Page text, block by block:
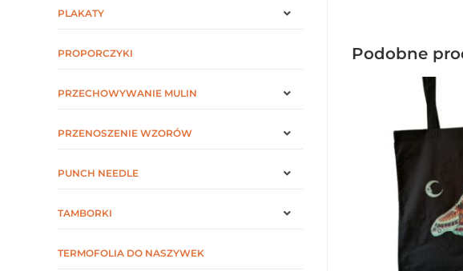
Podobne
PLAKATY
PROPORCZYKI
PRZECHOWYWANIE MULIN
PRZENOSZENIE WZORÓW
PUNCH NEEDLE
TAMBORKI
TERMOFOLIA DO NASZYWEK